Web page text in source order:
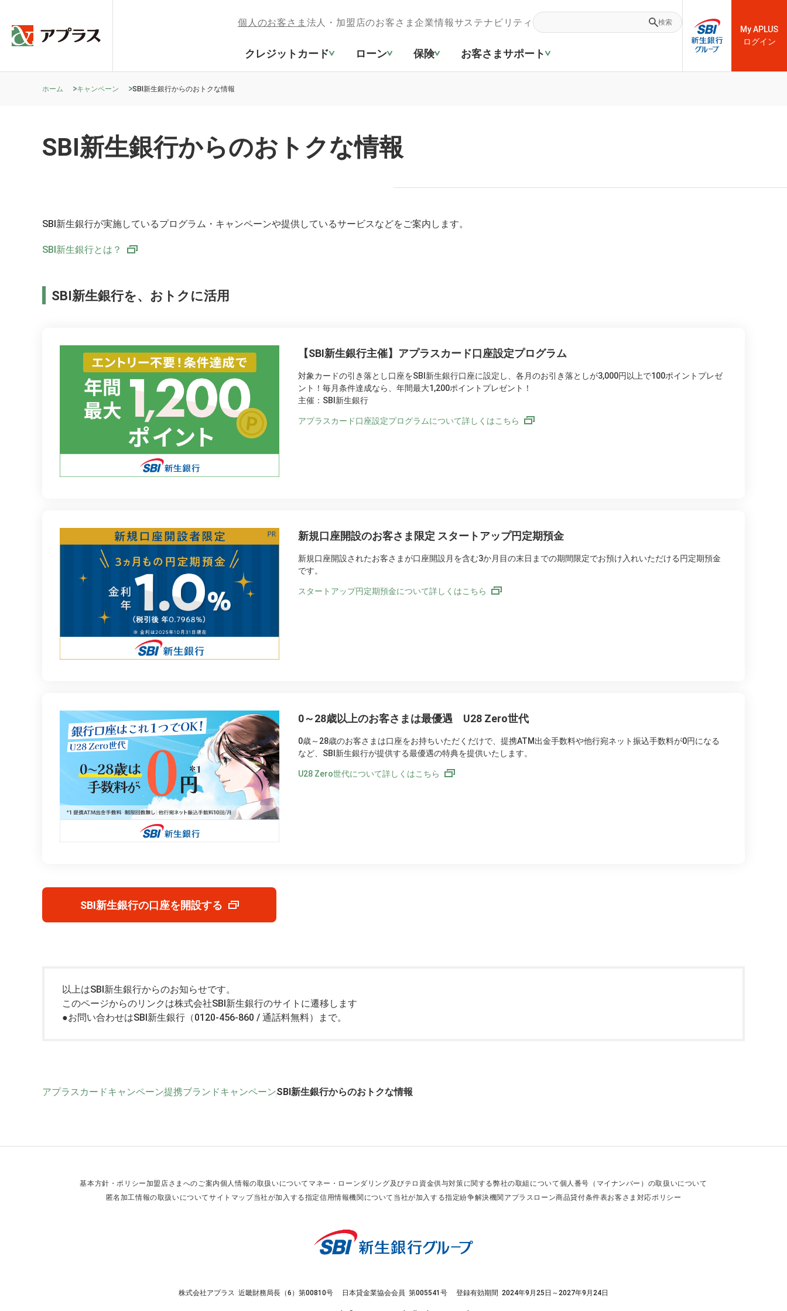
個人のお客さま 法人・加盟店のお客さま企業情報サステナビリティ 検索
クレジットカード ローン 保険 お客さまサポート
My APLUS
ログイン
ホーム キャンペーン SBI新生銀行からのおトクな情報
SBI新生銀行からのおトクな情報
SBI新生銀行が実施しているプログラム・キャンペーンや提供しているサービスなどをご案内します。
SBI新生銀行とは？
SBI新生銀行を、おトクに活用
【SBI新生銀行主催】アプラスカード口座設定プログラム
対象カードの引き落とし口座をSBI新生銀行口座に設定し、各月のお引き落としが3,000円以上で100ポイントプレゼ
ント！毎月条件達成なら、年間最大1,200ポイントプレゼント！
主催：SBI新生銀行
アプラスカード口座設定プログラムについて詳しくはこちら
新規口座開設のお客さま限定 スタートアップ円定期預金
新規口座開設されたお客さまが口座開設月を含む3か月目の末日までの期間限定でお預け入れいただける円定期預金
です。
スタートアップ円定期預金について詳しくはこちら
0～28歳以上のお客さまは最優遇 U28 Zero世代
0歳～28歳のお客さまは口座をお持ちいただくだけで、提携ATM出金手数料や他行宛ネット振込手数料が0円になる
など、SBI新生銀行が提供する最優遇の特典を提供いたします。
U28 Zero世代について詳しくはこちら
SBI新生銀行の口座を開設する
以上はSBI新生銀行からのお知らせです。
このページからのリンクは株式会社SBI新生銀行のサイトに遷移します
●お問い合わせはSBI新生銀行（0120-456-860 / 通話料無料）まで。
アプラスカードキャンペーン提携ブランドキャンペーンSBI新生銀行からのおトクな情報
基本方針・ポリシー加盟店さまへのご案内個人情報の取扱いについて マネー・ローンダリング及びテロ資金供与対策に関する弊社の取組について個人番号（マイナンバー）の取扱いについて
匿名加工情報の取扱いについてサイトマップ当社が加入する指定信用情報機関について 当社が加入する指定紛争解決機関 アプラスローン商品貸付条件表お客さま対応ポリシー
株式会社アプラス 近畿財務局長（6）第00810号 日本貸金業協会会員 第005541号 登録有効期間 2024年9月25日～2027年9月24日